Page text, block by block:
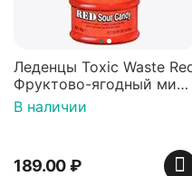
Леденцы Toxic Waste
Фруктово-ягодный микс
Красная банка 42 г,
Пакистан
В наличии
189.00₽